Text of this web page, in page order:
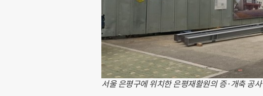
서울 은평구에 위치한 은평재활원의 증·개축 공